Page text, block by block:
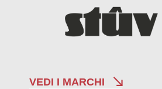
VEDI I MARCHI